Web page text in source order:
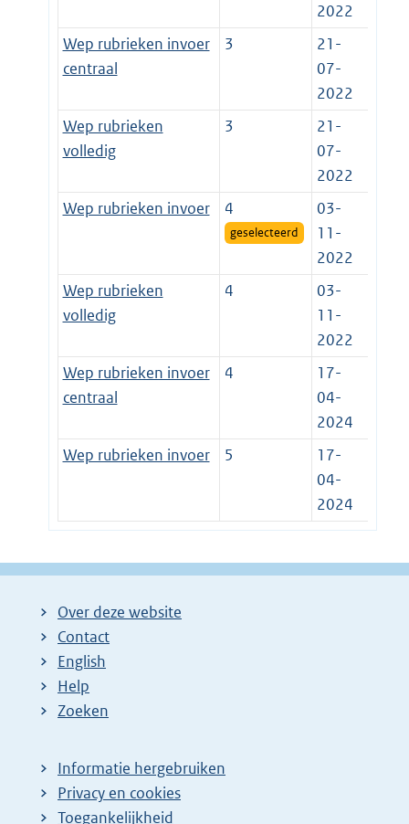
2022
Wep rubrieken invoer
centraal
3
21-
07-
2022
Wep rubrieken
volledig
3
21-
07-
2022
Wep rubrieken invoer
4
geselecteerd
03-
11-
2022
Wep rubrieken
volledig
4
03-
11-
2022
Wep rubrieken invoer
centraal
4
17-
04-
2024
Wep rubrieken invoer
5
17-
04-
2024
Over deze website
Contact
English
Help
Zoeken
Informatie hergebruiken
Privacy en cookies
Toegankelijkheid